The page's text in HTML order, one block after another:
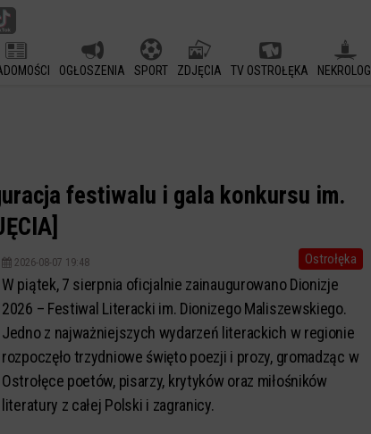
OGŁOSZENIA SPORT ZDJĘCIA TV OSTROŁĘKA NEKROLOGI
festiwalu i gala konkursu im.
Ostrołęka
2026-08-07 19:48
W piątek, 7 sierpnia oficjalnie zainaugurowano Dionizje
2026 – Festiwal Literacki im. Dionizego Maliszewskiego.
Jedno z najważniejszych wydarzeń literackich w regionie
rozpoczęło trzydniowe święto poezji i prozy, gromadząc w
Ostrołęce poetów, pisarzy, krytyków oraz miłośników
literatury z całej Polski i zagranicy.